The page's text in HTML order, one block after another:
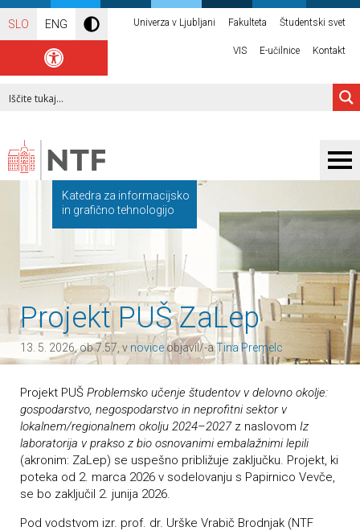
SLO ENG Univerza v Ljubljani Fakulteta Študentski svet
VIS E-učilnice Kontakt
Katedra za informacijsko
in grafično tehnologijo
Projekt PUŠ ZaLep
13. 5. 2026, ob 7.57, v noviceobjavil/-aTina Premelc
Projekt PUŠ Problemsko učenje študentov v delovno okolje:
gospodarstvo, negospodarstvo in neprofitni sektor v
lokalnem/regionalnem okolju 2024–2027z naslovom Iz
laboratorija v prakso z bio osnovanimi embalažnimi lepili
(akronim: ZaLep) se uspešno približuje zaključku. Projekt, ki
poteka od 2. marca 2026 v sodelovanju s Papirnico Vevče,
se bo zaključil 2. junija 2026.
Pod vodstvom izr. prof. dr. Urške Vrabič Brodnjak (NTF